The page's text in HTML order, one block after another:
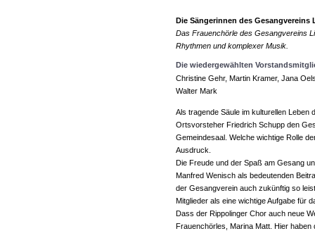
Die Sängerinnen des
Das Frauenchörle des Gesangvereins
Rhythmen und komplexer Musik.
Die wiedergewählten
Christine Gehr, Martin Kramer, Jana
Walter Mark
Als tragende Säule im kulturellen
Ortsvorsteher Friedrich Schupp den
Gemeindesaal. Welche wichtige Rolle
Ausdruck.
Die Freude und der Spaß am Gesang
Manfred Wenisch als bedeutenden
der Gesangverein auch zukünftig so
Mitglieder als eine wichtige Aufgabe für
Dass der Rippolinger Chor auch neue
Frauenchörles, Marina Matt. Hier haben